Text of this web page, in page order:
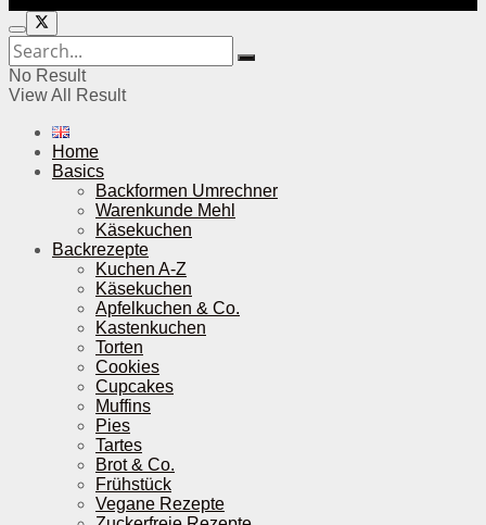
No Result
View All Result
Home
Basics
Backformen Umrechner
Warenkunde Mehl
Käsekuchen
Backrezepte
Kuchen A-Z
Käsekuchen
Apfelkuchen & Co.
Kastenkuchen
Torten
Cookies
Cupcakes
Muffins
Pies
Tartes
Brot & Co.
Frühstück
Vegane Rezepte